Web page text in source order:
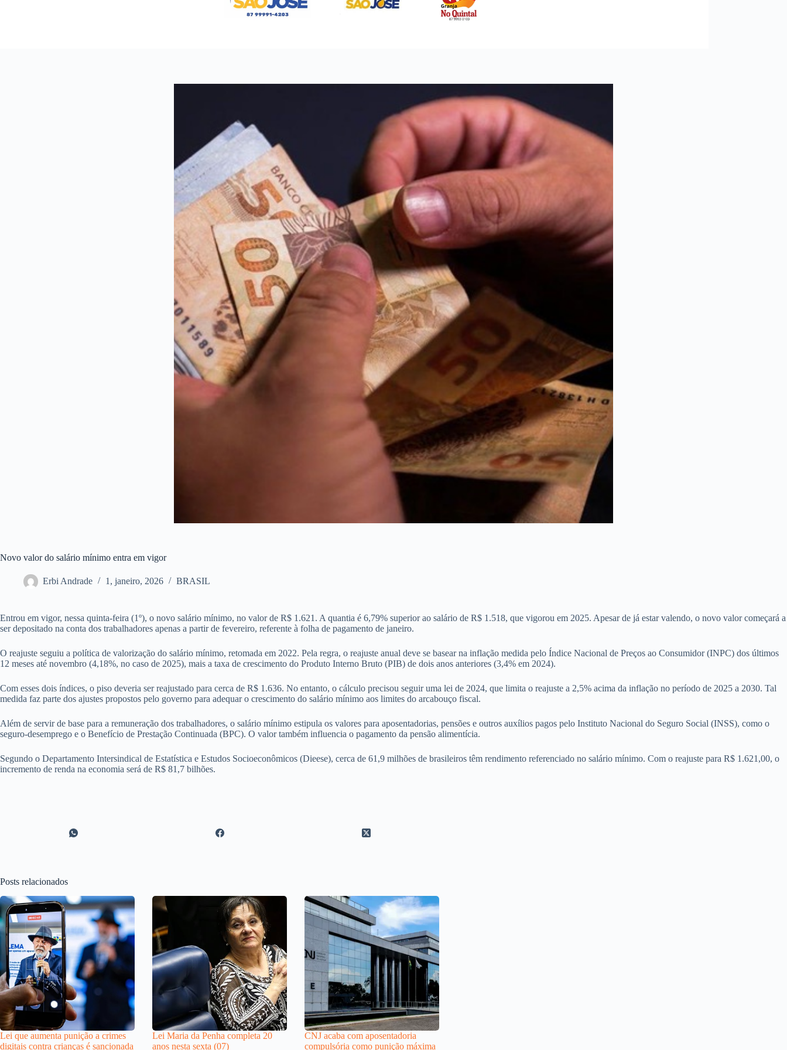
Novo valor do salário mínimo entra em vigor
Erbi Andrade 1, janeiro, 2026 BRASIL
Entrou em vigor, nessa quinta-feira (1º), o novo salário mínimo, no valor de R$ 1.621. A quantia é 6,79% superior ao salário de R$ 1.518, que vigorou em 2025. Apesar de já estar valendo, o novo valor começará a
ser depositado na conta dos trabalhadores apenas a partir de fevereiro, referente à folha de pagamento de janeiro.
O reajuste seguiu a política de valorização do salário mínimo, retomada em 2022. Pela regra, o reajuste anual deve se basear na inflação medida pelo Índice Nacional de Preços ao Consumidor (INPC) dos últimos
12 meses até novembro (4,18%, no caso de 2025), mais a taxa de crescimento do Produto Interno Bruto (PIB) de dois anos anteriores (3,4% em 2024).
Com esses dois índices, o piso deveria ser reajustado para cerca de R$ 1.636. No entanto, o cálculo precisou seguir uma lei de 2024, que limita o reajuste a 2,5% acima da inflação no período de 2025 a 2030. Tal
medida faz parte dos ajustes propostos pelo governo para adequar o crescimento do salário mínimo aos limites do arcabouço fiscal.
Além de servir de base para a remuneração dos trabalhadores, o salário mínimo estipula os valores para aposentadorias, pensões e outros auxílios pagos pelo Instituto Nacional do Seguro Social (INSS), como o
seguro-desemprego e o Benefício de Prestação Continuada (BPC). O valor também influencia o pagamento da pensão alimentícia.
Segundo o Departamento Intersindical de Estatística e Estudos Socioeconômicos (Dieese), cerca de 61,9 milhões de brasileiros têm rendimento referenciado no salário mínimo. Com o reajuste para R$ 1.621,00, o
incremento de renda na economia será de R$ 81,7 bilhões.
Posts relacionados
Lei que aumenta punição a crimes
digitais contra crianças é sancionada
Lei Maria da Penha completa 20
anos nesta sexta (07)
CNJ acaba com aposentadoria
compulsória como punição máxima